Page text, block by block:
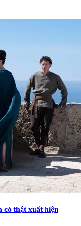
thật xuất hiện